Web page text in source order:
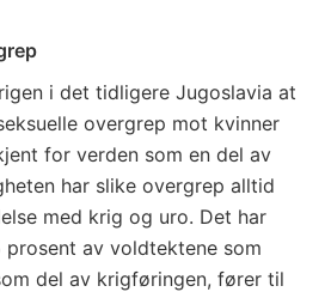
i det tidligere Jugoslavia at
overgrep mot kvinner
for verden som en del av
har slike overgrep alltid
med krig og uro. Det har
av voldtektene som
del av krigføringen, fører til